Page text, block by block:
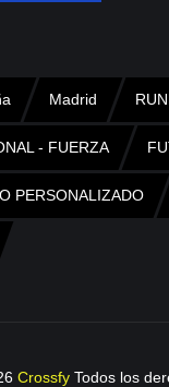
Madrid
- FUERZA
PERSONALIZADO
Crossfy Todos los